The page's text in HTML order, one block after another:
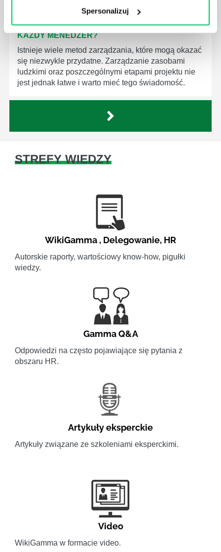
Spersonalizuj
JAKĄ METODĘ ZARZĄDZANIA POWINIEN ZNAĆ
KAŻDY MENEDŻER?
Istnieje wiele metod zarządzania, które mogą okazać
się niezwykle przydatne. Zarządzanie zasobami
ludzkimi oraz poszczególnymi etapami projektu nie
jest jednak łatwe i warto mieć tego świadomość.
STREFY WIEDZY
WikiGamma , Delegowanie, HR
Autorskie raporty, wartościowy know-how, pigułki
wiedzy.
Gamma Q&A
Odpowiedzi na często pojawiające się pytania z
obszaru HR.
Artykuły eksperckie
Artykuły związane ze szkoleniami eksperckimi.
Video
WikiGamma w formacie video.